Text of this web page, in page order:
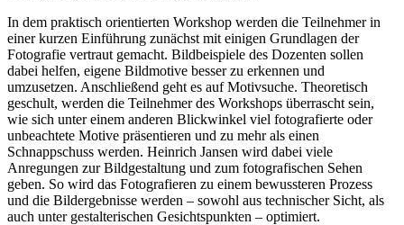
In dem praktisch orientierten Workshop werden die Teilnehmer in
einer kurzen Einführung zunächst mit einigen Grundlagen der
Fotografie vertraut gemacht. Bildbeispiele des Dozenten sollen
dabei helfen, eigene Bildmotive besser zu erkennen und
umzusetzen. Anschließend geht es auf Motivsuche. Theoretisch
geschult, werden die Teilnehmer des Workshops überrascht sein,
wie sich unter einem anderen Blickwinkel viel fotografierte oder
unbeachtete Motive präsentieren und zu mehr als einen
Schnappschuss werden. Heinrich Jansen wird dabei viele
Anregungen zur Bildgestaltung und zum fotografischen Sehen
geben. So wird das Fotografieren zu einem bewussteren Prozess
und die Bildergebnisse werden ­– sowohl aus technischer Sicht, als
auch unter gestalterischen Gesichtspunkten ­– optimiert.